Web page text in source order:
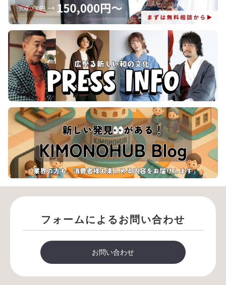
フォームによるお問い合わせ
お問い合わせ